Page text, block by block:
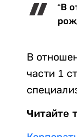
“В
В
части 1
Читайте